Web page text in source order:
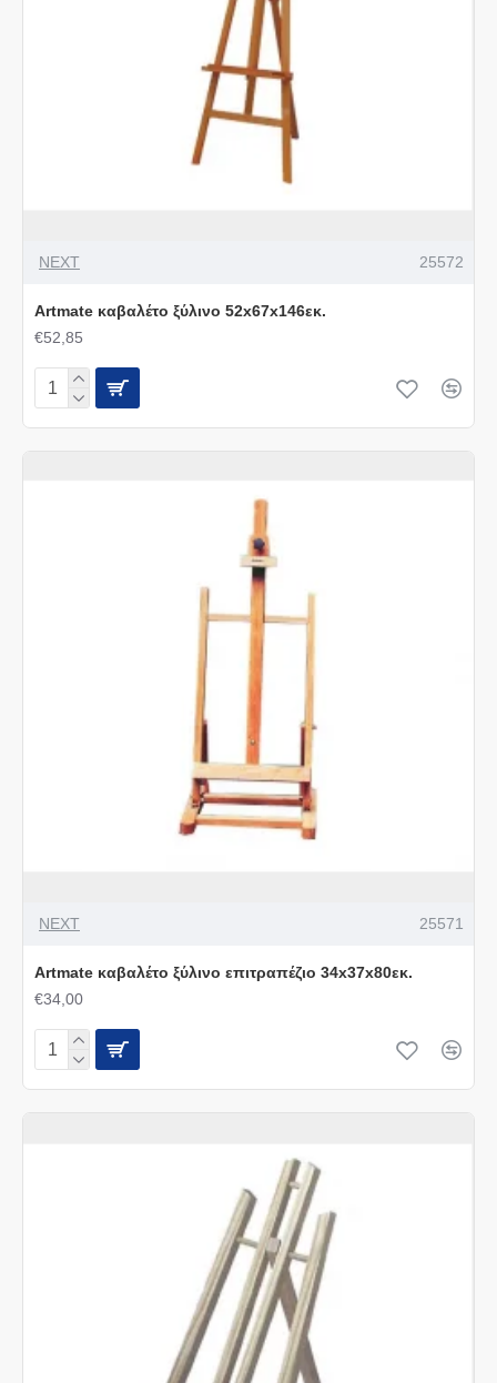
NEXT 25572
Artmate καβαλέτο ξύλινο 52x67x146εκ.
€52,85
NEXT 25571
Artmate καβαλέτο ξύλινο επιτραπέζιο 34x37x80εκ.
€34,00